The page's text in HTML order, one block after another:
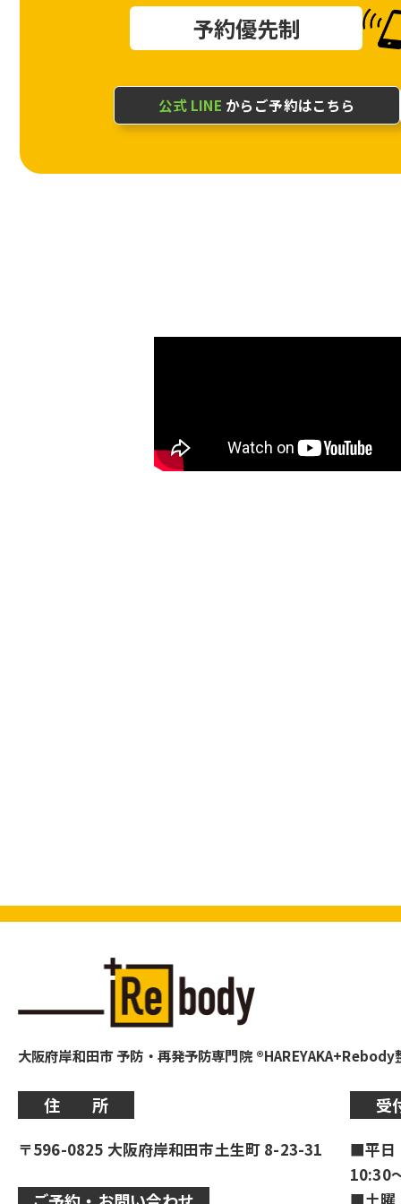
予約優先制
公式 LINE からご予約はこちら
大阪府岸和田市 予防・再発予防専門院 ®HAREYAKA+Rebody
住 所
〒596-0825 大阪府岸和田市土生町 8-23-31
受
■平日
10:30
■土曜